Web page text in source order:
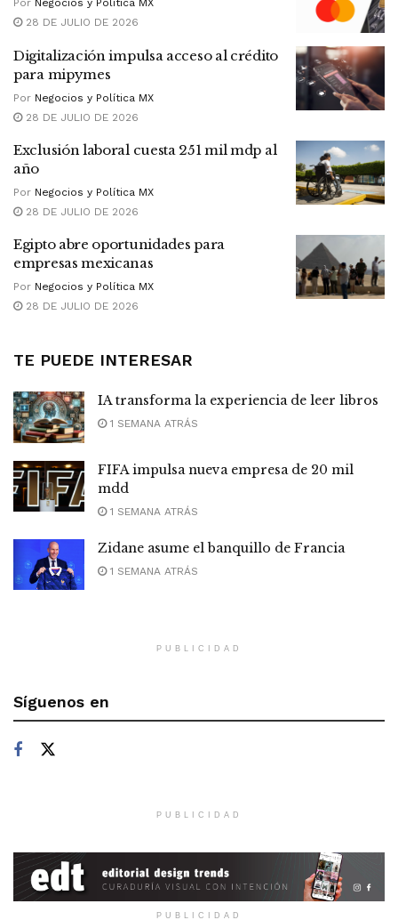
Por Negocios y Política MX
28 DE JULIO DE 2026
Digitalización impulsa acceso al crédito
para mipymes
Por Negocios y Política MX
28 DE JULIO DE 2026
Exclusión laboral cuesta 251 mil mdp al
año
Por Negocios y Política MX
28 DE JULIO DE 2026
Egipto abre oportunidades para
empresas mexicanas
Por Negocios y Política MX
28 DE JULIO DE 2026
TE PUEDE INTERESAR
IA transforma la experiencia de leer libros
1 SEMANA ATRÁS
FIFA impulsa nueva empresa de 20 mil
mdd
1 SEMANA ATRÁS
Zidane asume el banquillo de Francia
1 SEMANA ATRÁS
PUBLICIDAD
Síguenos en
PUBLICIDAD
PUBLICIDAD